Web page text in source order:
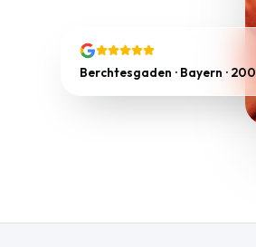
Berchtesgaden · Bayern ·